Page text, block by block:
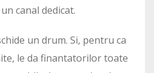
canal dedicat.
un drum. Si, pentru ca
le da finantatorilor toate